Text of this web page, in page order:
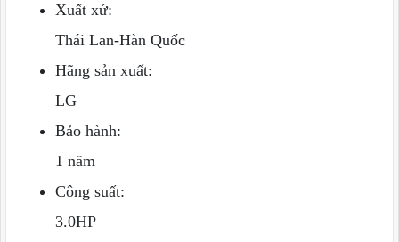
Xuất xứ:
Thái Lan-Hàn Quốc
Hãng sản xuất:
LG
Bảo hành:
1 năm
Công suất:
3.0HP